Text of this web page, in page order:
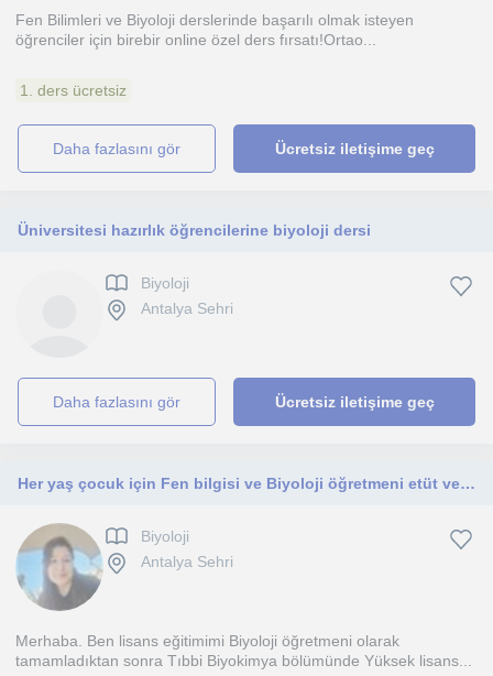
Fen Bilimleri ve Biyoloji derslerinde başarılı olmak isteyen
öğrenciler için birebir online özel ders fırsatı!Ortao...
1. ders ücretsiz
daha fazlasını gör Ücretsiz iletişime geç
Üniversitesi hazırlık öğrencilerine biyoloji dersi
Biyoloji
Antalya Sehri
daha fazlasını gör Ücretsiz iletişime geç
Her yaş çocuk için Fen bilgisi ve Biyoloji öğretmeni etüt ve ödev
Biyoloji
Antalya Sehri
Merhaba. Ben lisans eğitimimi Biyoloji öğretmeni olarak
tamamladıktan sonra Tıbbi Biyokimya bölümünde Yüksek lisans...